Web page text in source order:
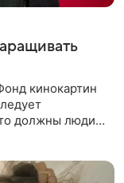
кинокартин
должны люди,